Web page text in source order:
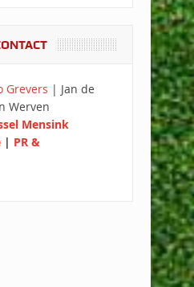
Grevers | Jan de
Werven
Mensink
| PR &